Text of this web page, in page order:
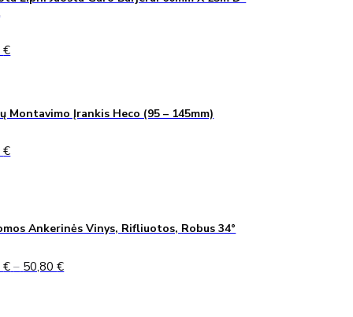
€
Montavimo Įrankis Heco (95 – 145mm)
€
Ankerinės Vinys, Rifliuotos, Robus 34°
€ – 50,80€Price